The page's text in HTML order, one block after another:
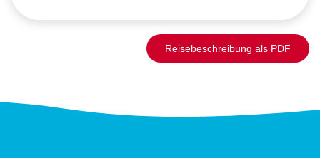
Reisebeschreibung als PDF